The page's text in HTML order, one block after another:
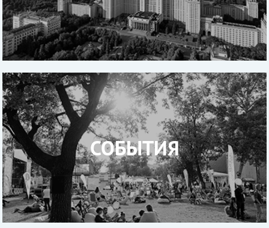
СОБЫТИЯ